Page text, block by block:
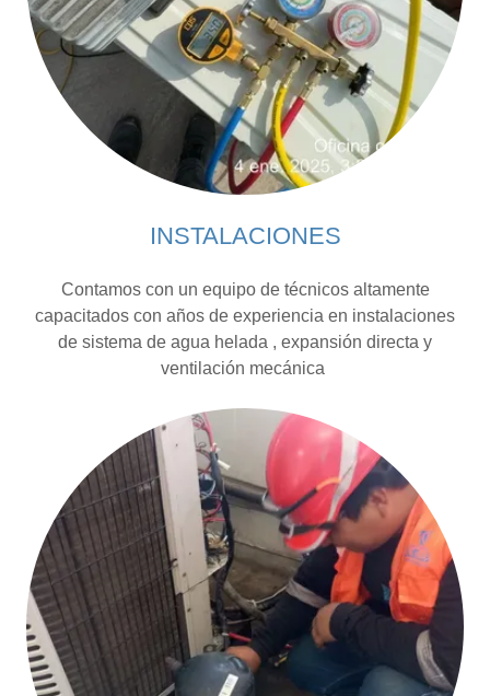
INSTALACIONES
Contamos con un equipo de técnicos altamente
capacitados con años de experiencia en instalaciones
de sistema de agua helada , expansión directa y
ventilación mecánica